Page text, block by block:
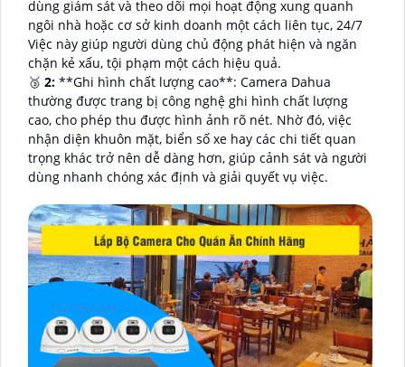
dùng giám sát và theo dõi mọi hoạt động xung quanh
ngôi nhà hoặc cơ sở kinh doanh một cách liên tục, 24/7
Việc này giúp người dùng chủ động phát hiện và ngăn
chặn kẻ xấu, tội phạm một cách hiệu quả.
🥉 2: **Ghi hình chất lượng cao**: Camera Dahua
thường được trang bị công nghệ ghi hình chất lượng
cao, cho phép thu được hình ảnh rõ nét. Nhờ đó, việc
nhận diện khuôn mặt, biển số xe hay các chi tiết quan
trọng khác trở nên dễ dàng hơn, giúp cảnh sát và người
dùng nhanh chóng xác định và giải quyết vụ việc.